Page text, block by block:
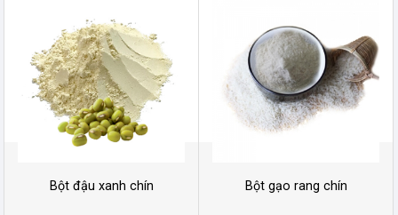
Bột đậu xanh chín Bột gạo rang chín